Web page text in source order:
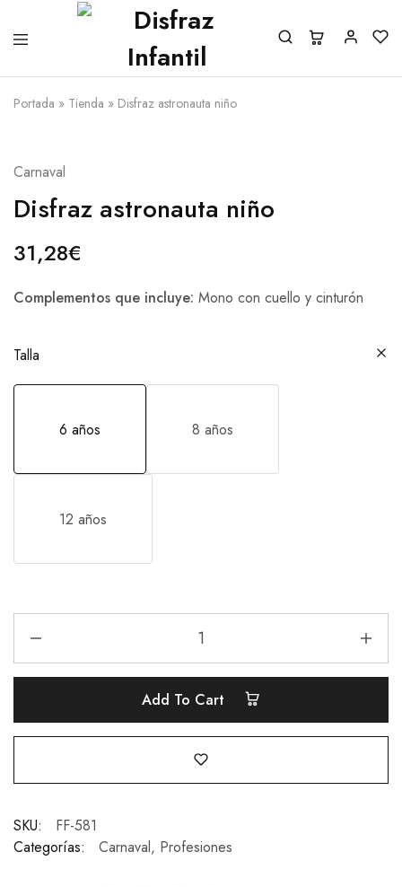
Portada » Tienda » Disfraz astronauta niño
Carnaval
Disfraz astronauta niño
31,28€
Complementos que incluye: Mono con cuello y cinturón
Talla
6 años 8 años
12 años
Add To Cart
SKU:
FF-581
Categorías:
Carnaval, Profesiones